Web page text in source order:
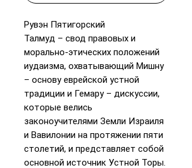
Рувэн Пятигорский
Талмуд – свод правовых и
морально-этических положений
иудаизма, охватывающий Мишну
– основу еврейской устной
традиции и Гемару – дискуссии,
которые велись
законоучителями Земли Израиля
и Вавилонии на протяжении пяти
столетий, и представляет собой
основной источник Устной Торы.